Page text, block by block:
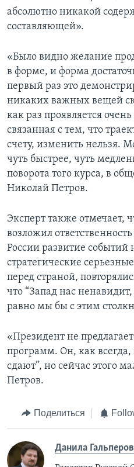
абсолютно никакой
составляющей».
«Было видно желание
в форме, и форма
первый раз это
никаких важных вещей
как раз проявляется
связанная с тем, что
счету, изменить нельзя.
чуть быстрее, чуть
поворота того курса, в
Николай Петров.
Эксперт также отмечает,
возложил
России развитие событий
стратегические
перед страной,
что “Запад нас
равно мы бы с этим
«Президент не
программ. Он, как всегда,
сдают”, но сейчас этого
Петров.
Поделиться
Данила